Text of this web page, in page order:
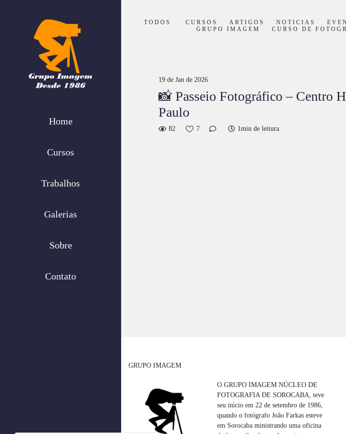
Home
Cursos
Trabalhos
Galerias
Sobre
Contato
TODOS CURSOS ARTIGOS NOTICIAS
GRUPO IMAGEM
CURSO DE
19 de Jan de 2026
📸 Passeio Fotográfico – Centro
Paulo
82 7 1min de leitura
GRUPO IMAGEM
O GRUPO IMAGEM NÚCLEO DE
FOTOGRAFIA DE SOROCABA, teve
seu inicio em 22 de setembro de 1986,
quando o fotógrafo João Farkas esteve
em Sorocaba ministrando uma oficina